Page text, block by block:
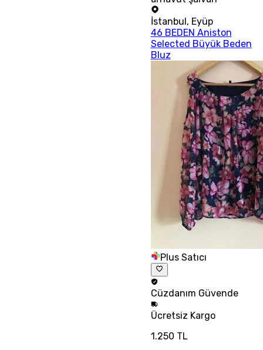
İstanbul , Eyüp
46 BEDEN Aniston
Selected Büyük Beden
Bluz
Plus Satıcı
Cüzdanım Güvende
Ücretsiz Kargo
1.250 TL